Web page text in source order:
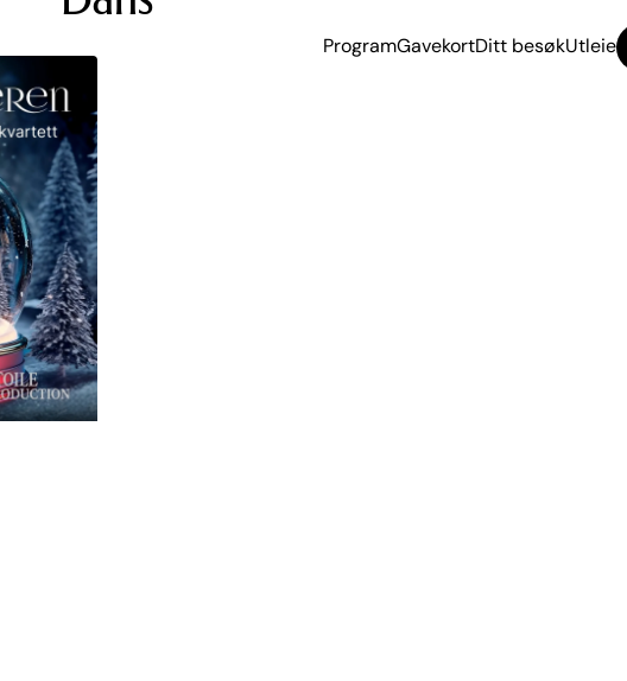
ProgramGavekortDitt besøkUtleie